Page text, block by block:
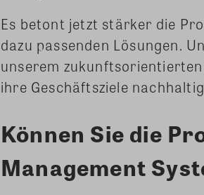
Es betont jetzt stärker die
dazu passenden Lösungen.
unserem
ihre Geschäftsziele
Können Sie die
Management